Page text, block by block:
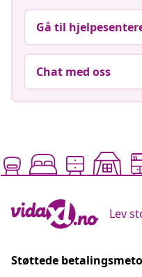
Gå til
Chat med oss
Lev
Støttede